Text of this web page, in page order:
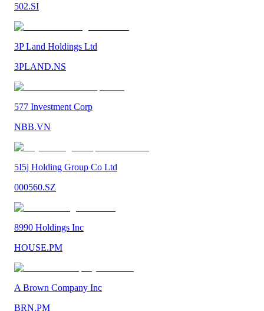
502.SI
3P Land Holdings Ltd
3PLAND.NS
577 Investment Corp
NBB.VN
5I5j Holding Group Co Ltd
000560.SZ
8990 Holdings Inc
HOUSE.PM
A Brown Company Inc
BRN.PM